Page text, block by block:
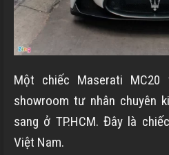
Một chiếc Maserati
showroom tư nhân chuyên
sang ở TP.HCM. Đây là
Việt Nam.